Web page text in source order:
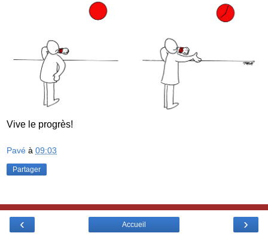
Vive le progrès!
Pavé à 09:03
Partager
‹ ›
Accueil